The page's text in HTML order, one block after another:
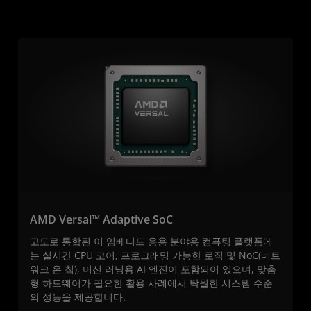
AMD Versal™ Adaptive SoC
고도로 통합된 이 임베디드 응용 분야용 컴퓨팅 플랫폼에
는 실시간 CPU 코어, 프로그래밍 가능한 로직 및 NoC(네트
워크 온 칩), 머신 러닝용 AI 엔진이 포함되어 있으며, 맞춤
형 하드웨어가 필요한 활용 사례에서 탁월한 시스템 수준
의 성능을 제공합니다.